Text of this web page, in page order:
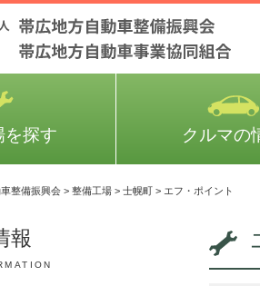
を探す クルマの
整備振興会 > 整備工場 > 士幌町 > エフ・ポイント
報